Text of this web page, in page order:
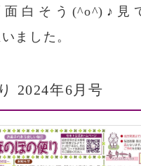
白そう(^o^)♪見
ました。
2024年6月号